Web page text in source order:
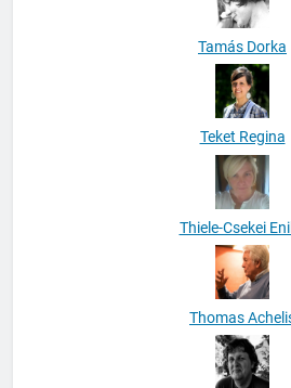
Tamás Dorka
Teket Regina
Thiele-Csekei
Thomas Achelis
Tomáš Vašut